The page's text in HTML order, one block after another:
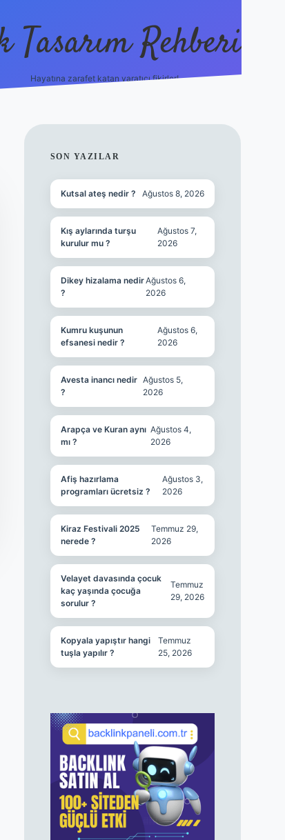
Tasarım Rehberi
Hayatına zarafet katan yaratıcı fikirler!
SIDEBAR
SON YAZILAR
Kutsal ateş nedir ? Ağustos 8, 2026
Kış aylarında turşu
kurulur mu ?
Ağustos 7,
2026
Dikey hizalama nedir
?
Ağustos 6,
2026
Kumru kuşunun
efsanesi nedir ?
Ağustos 6,
2026
Avesta inancı nedir
?
Ağustos 5,
2026
Arapça ve Kuran aynı
mı ?
Ağustos 4,
2026
Afiş hazırlama
programları ücretsiz ?
Ağustos 3,
2026
Kiraz Festivali 2025
nerede ?
Temmuz 29,
2026
Velayet davasında çocuk
kaç yaşında çocuğa
sorulur ?
Temmuz
29, 2026
Kopyala yapıştır hangi
tuşla yapılır ?
Temmuz
25, 2026
vdcasino giriş